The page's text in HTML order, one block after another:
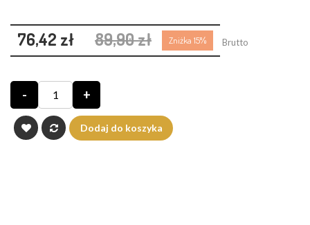
76,42 zł 89,90 zł Zniżka 15% Brutto
- +
Dodaj do koszyka